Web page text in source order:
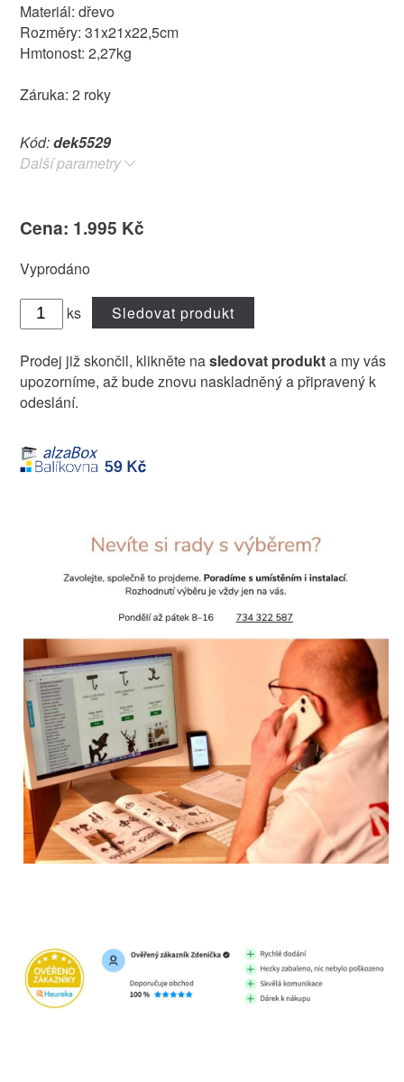
Materiál: dřevo
Rozměry: 31x21x22,5cm
Hmtonost: 2,27kg
Záruka: 2 roky
Kód:dek5529
Další parametry
Cena: 1.995 Kč
Vyprodáno
ks Sledovat produkt
Prodej již skončil, klikněte nasledovat produkta my vás
upozorníme, až bude znovu naskladněný a připravený k
odeslání.